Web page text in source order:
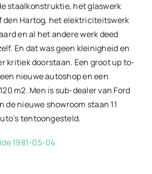
staalkonstruktie, het glaswerk
den Hartog, het elektriciteitswerk
en al het andere werk deed
En dat was geen kleinigheid en
kritiek doorstaan. Een groot up to-
nieuwe autoshop en een
m2. Men is sub-dealer van Ford
de nieuwe showroom staan 11
tentoongesteld.
1981-05-04